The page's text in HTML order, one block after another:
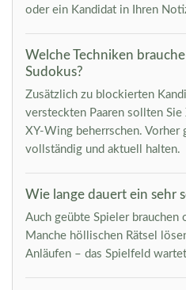
oder ein Kandidat in Ihren
Welche Techniken
Sudokus?
Zusätzlich zu blockierten
versteckten Paaren sollten
XY-Wing beherrschen.
vollständig und aktuell halten.
Wie lange dauert ein sehr
Auch geübte Spieler
Manche höllischen Rätsel
Anläufen – das Spielfeld